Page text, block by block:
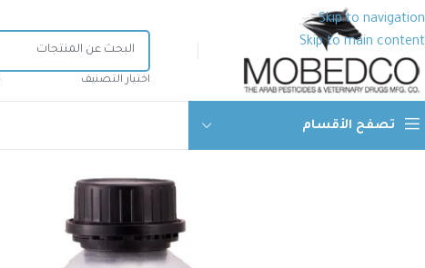
Skip to navigation
Skip to main content
اختيار التصنيف
تصفح الأقسام